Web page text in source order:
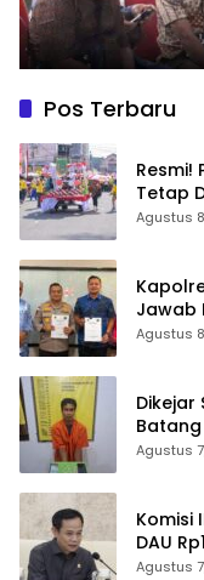
Pos Terbaru
Resmi!
Tetap
Hoaks
Agustus
Jawab
Policing
Agustus
Dikejar
Agustus
Komisi
DAU
Agustus